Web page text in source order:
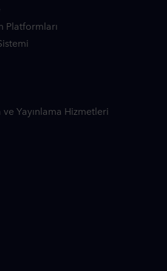
Platformları
Yayınlama Hizmetleri